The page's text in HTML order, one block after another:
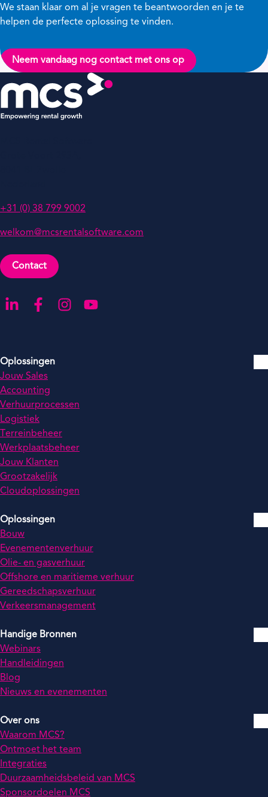
We staan klaar om al je vragen te beantwoorden en je te
helpen de perfecte oplossing te vinden.
Neem vandaag nog contact met ons op
+31 (0) 38 799 9002
welkom@mcsrentalsoftware.com
Contact
Ga naar onze LinkedIn-pagina
Ga naar onze Facebook-pagina
Ga naar onze Instagram-pagina
Ga naar onze YouTube-pagina
Oplossingen
Jouw Sales
Accounting
Verhuurprocessen
Logistiek
Terreinbeheer
Werkplaatsbeheer
Jouw Klanten
Grootzakelijk
Cloudoplossingen
Oplossingen
Bouw
Evenementenverhuur
Olie- en gasverhuur
Offshore en maritieme verhuur
Gereedschapsverhuur
Verkeersmanagement
Handige Bronnen
Webinars
Handleidingen
Blog
Nieuws en evenementen
Over ons
Waarom MCS?
Ontmoet het team
Integraties
Duurzaamheidsbeleid van MCS
Sponsordoelen MCS